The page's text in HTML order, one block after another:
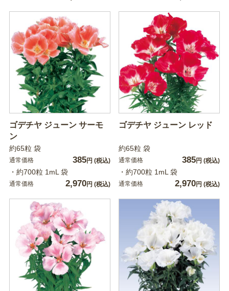
ゴデチヤ ジューン サーモ
ン
約65粒 袋
通常価格 385円 (税込)
・約700粒 1mL 袋
通常価格 2,970円 (税込)
ゴデチヤ ジューン レッド
約65粒 袋
通常価格 385円 (税込)
・約700粒 1mL 袋
通常価格 2,970円 (税込)